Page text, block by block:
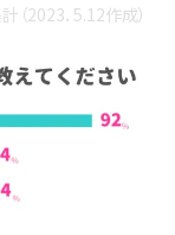
2023．5.12作成）